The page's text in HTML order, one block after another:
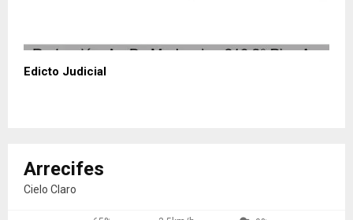
Edicto Judicial
Arrecifes
Cielo Claro